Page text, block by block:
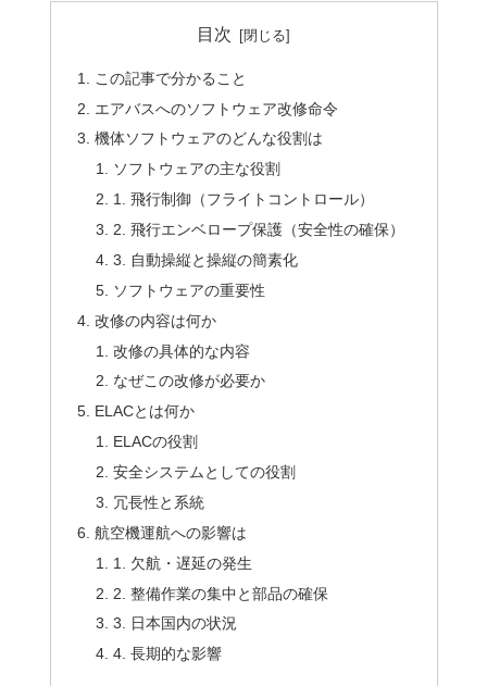
目次
この記事で分かること
エアバスへのソフトウェア改修命令
機体ソフトウェアのどんな役割は
ソフトウェアの主な役割
1. 飛行制御（フライトコントロール）
2. 飛行エンベロープ保護（安全性の確保）
3. 自動操縦と操縦の簡素化
ソフトウェアの重要性
改修の内容は何か
改修の具体的な内容
なぜこの改修が必要か
ELACとは何か
ELACの役割
安全システムとしての役割
冗長性と系統
航空機運航への影響は
1. 欠航・遅延の発生
2. 整備作業の集中と部品の確保
3. 日本国内の状況
4. 長期的な影響